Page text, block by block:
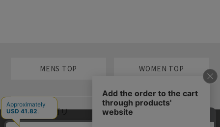
MENS TOP WOMEN TOP
メンズカテゴリ